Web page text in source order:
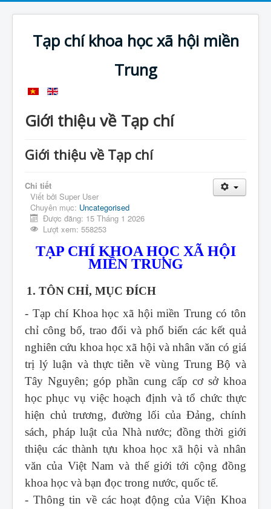
Tạp chí khoa học xã hội miền
Trung
Giới thiệu về Tạp chí
Giới thiệu về Tạp chí
Chi tiết
Viết bởi Super User
Chuyên mục: Uncategorised
Được đăng: 15 Tháng 1 2026
Lượt xem: 558253
TẠP CHÍ KHOA HỌC XÃ HỘI
MIỀN TRUNG
1. TÔN CHỈ, MỤC ĐÍCH
- Tạp chí Khoa học xã hội miền Trung có tôn
chỉ công bố, trao đổi và phổ biến các kết quả
nghiên cứu khoa học xã hội và nhân văn có giá
trị lý luận và thực tiễn về vùng Trung Bộ và
Tây Nguyên; góp phần cung cấp cơ sở khoa
học phục vụ việc hoạch định và tổ chức thực
hiện chủ trương, đường lối của Đảng, chính
sách, pháp luật của Nhà nước; đồng thời giới
thiệu các thành tựu khoa học xã hội và nhân
văn của Việt Nam và thế giới tới cộng đồng
khoa học và bạn đọc trong nước, quốc tế.
- Thông tin về các hoạt động của Viện Khoa